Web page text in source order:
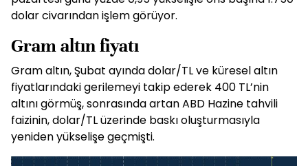
dolar civarından işlem görüyor.
Gram altın fiyatı
Gram altın, Şubat ayında dolar/TL ve küresel altın
fiyatlarındaki gerilemeyi takip ederek 400 TL’nin
altını görmüş, sonrasında artan ABD Hazine tahvili
faizinin, dolar/TL üzerinde baskı oluşturmasıyla
yeniden yükselişe geçmişti.